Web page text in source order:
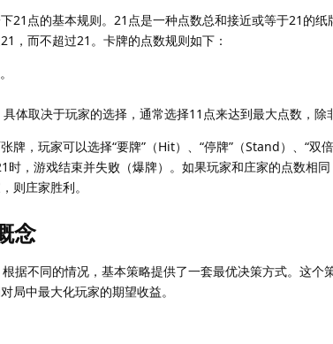
21点的基本规则。21点是一种点数总和接近或等于21的
，而不超过21。卡牌的点数规则如下：
体取决于玩家的选择，通常选择11点来达到最大点数，除
牌，玩家可以选择“要牌”（Hit）、“停牌”（Stand）、“双
时，游戏结束并失败（爆牌）。如果玩家和庄家的点数相
则庄家胜利。
念
据不同的情况，基本策略提供了一套最优决策方式。这个
局中最大化玩家的期望收益。